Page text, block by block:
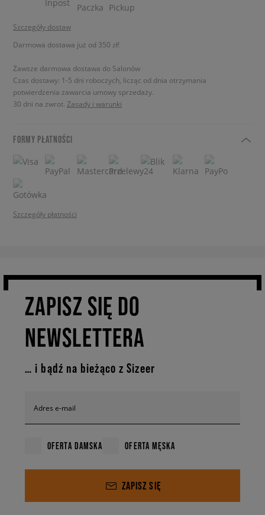
Szczegóły dostaw
Darmowa dostawa już od 350 zł!
Zawsze darmowa dostawa do Salonów
Czas dostawy: 1-5 dni roboczych, licząc od dnia otrzymania
potwierdzenia zawarcia umowy sprzedaży.
30 dni na zwrot. Zasady i warunki
FORMY PŁATNOŚCI
Szczegóły płatności
ZAPISZ SIĘ DO
NEWSLETTERA
… i bądź na bieżąco z Sizeer
Adres e-mail
OFERTA DAMSKA OFERTA MĘSKA
ZAPISZ SIĘ